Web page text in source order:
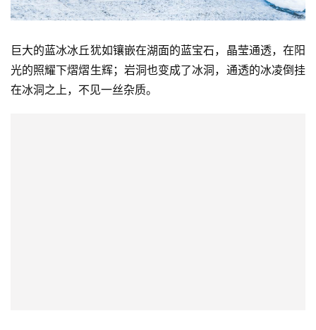
巨大的蓝冰冰丘犹如镶嵌在湖面的蓝宝石，晶莹通透，在阳
光的照耀下熠熠生辉；岩洞也变成了冰洞，通透的冰凌倒挂
在冰洞之上，不见一丝杂质。